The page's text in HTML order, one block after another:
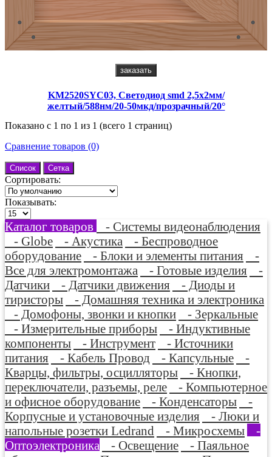
заказать
KM2520SYC03, Светодиод smd 2,5х2мм/
желтый/588нм/20-50мкд/прозрачный/20°
Показано с 1 по 1 из 1 (всего 1 страниц)
Сравнение товаров (0)
Список Сетка
Сортировать:
Показывать:
Каталог товаров
- Системы видеонаблюдения
- Globe
- Акустика
- Беспроводное
оборудование
- Блоки и элементы питания
-
Все для электромонтажа
- Готовые изделия
-
Датчики
- Датчики движения
- Диоды и
тиристоры
- Домашняя техника и электроника
- Домофоны, звонки и кнопки
- Зеркальные
- Измерительные приборы
- Индуктивные
компоненты
- Инструмент
- Источники
питания
- Кабель Провод - Капсульные
-
Кварцы, фильтры, осцилляторы
- Кнопки,
переключатели, разъемы, реле
- Компьютерное
и офисное оборудование
- Конденсаторы
-
Корпусные и установочные изделия
- Люки и
напольные розетки Ledrand
- Микросхемы
-
Оптоэлектроника
- Освещение
- Паяльное